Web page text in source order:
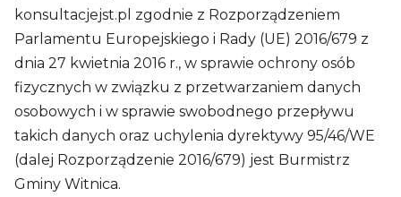
konsultacjejst.pl zgodnie z Rozporządzeniem
Parlamentu Europejskiego i Rady (UE) 2016/679 z
dnia 27 kwietnia 2016 r., w sprawie ochrony osób
fizycznych w związku z przetwarzaniem danych
osobowych i w sprawie swobodnego przepływu
takich danych oraz uchylenia dyrektywy 95/46/WE
(dalej Rozporządzenie 2016/679) jest Burmistrz
Gminy Witnica.